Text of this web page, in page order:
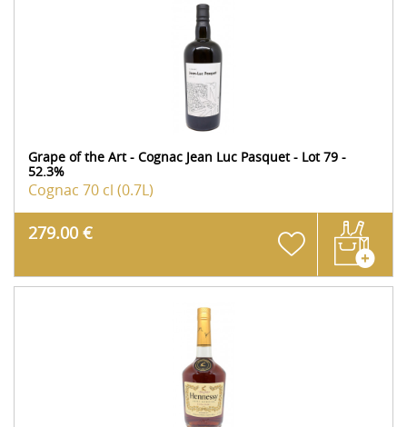
Grape of the Art - Cognac Jean Luc Pasquet - Lot 79 -
52.3%
Cognac 70 cl (0.7L)
279.00 €